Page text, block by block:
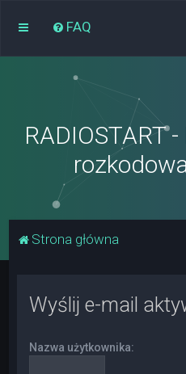
FAQ
RADIOSTART
Strona główna
Wyślij e-mail
Nazwa użytkownika: